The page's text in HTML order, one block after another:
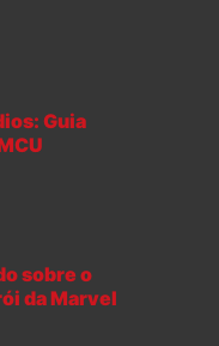
Guia
sobre o
da Marvel